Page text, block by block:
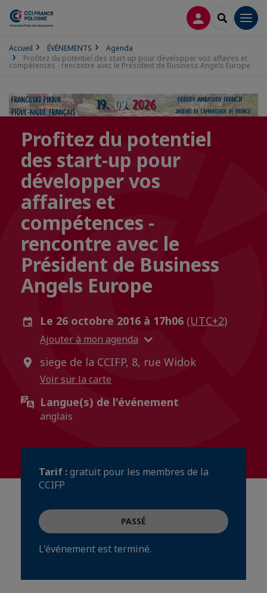
CONNEXION
Accueil ÉVÉNEMENTS
Agenda
Profitez du potentiel des start-up pour développer vos affaires et
compétences - rencontre avec le Président de Business Angels Europe
Profitez du potentiel
des start-up pour
développer vos
affaires et
compétences -
rencontre avec le
Président de Business
Angels Europe
Le 26 octobre 2016 à 17h06 (UTC+2)
Ajouter à mon agenda
siege de la CCIFP, 8, rue Widok
Voir sur la carte
Langue(s) de l'événement
anglais
Tarif :gratuit pour les membres de la
CCIFP
PASSÉ
L'événement est terminé.